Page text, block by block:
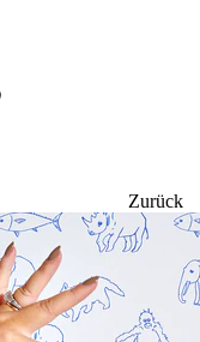
Zurück